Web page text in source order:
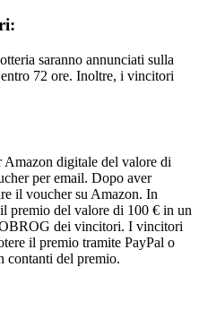
saranno annunciati sulla
72 ore. Inoltre, i vincitori
digitale del valore di
per email. Dopo aver
il voucher su Amazon. In
premio del valore di 100 € in un
dei vincitori. I vincitori
il premio tramite PayPal o
contanti del premio.